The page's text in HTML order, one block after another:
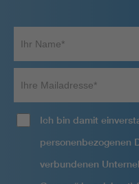
Name*
Mailadresse
Ich bin damit
personenbezogenen
verbundenen